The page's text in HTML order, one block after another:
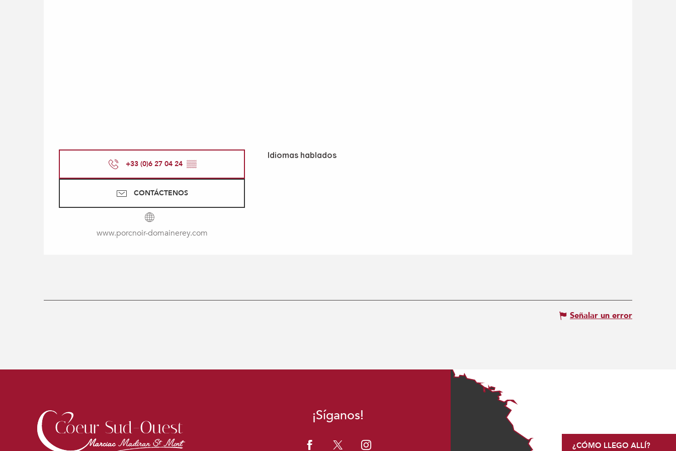
+33 (0)6 27 04 24 ▒▒
CONTÁCTENOS
www.porcnoir-domainerey.com
Idiomas hablados
Idiomas hablados
Señalar un error
¡Síganos!
¿CÓMO LLEGO ALLÍ?